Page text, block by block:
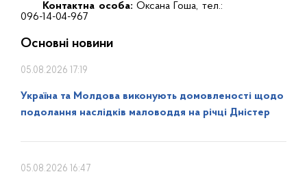
Контактна особа: Оксана Гоша, тел.:
096-14-04-967
Основні новини
05.08.2026 17:19
Україна та Молдова виконують домовленості щодо
подолання наслідків маловоддя на річці Дністер
05.08.2026 16:47